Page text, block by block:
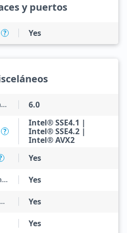
y puertos
? Yes
Intel Image Processing Unit 6.0
?
Intel® SSE4.1 |
Intel® SSE4.2 |
Intel® AVX2
Yes
Intel Active Management Technology (AMT) Yes
Intel High Definition Audio Yes
Yes